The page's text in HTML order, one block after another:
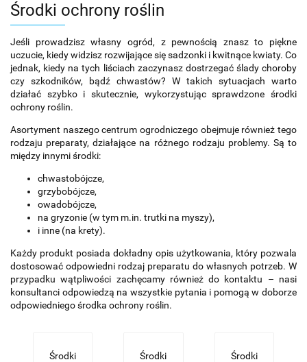
Środki ochrony roślin
Jeśli prowadzisz własny ogród, z pewnością znasz to piękne
uczucie, kiedy widzisz rozwijające się sadzonki i kwitnące kwiaty. Co
jednak, kiedy na tych liściach zaczynasz dostrzegać ślady choroby
czy szkodników, bądź chwastów? W takich sytuacjach warto
działać szybko i skutecznie, wykorzystując sprawdzone środki
ochrony roślin.
Asortyment naszego centrum ogrodniczego obejmuje również tego
rodzaju preparaty, działające na różnego rodzaju problemy. Są to
między innymi środki:
chwastobójcze,
grzybobójcze,
owadobójcze,
na gryzonie (w tym m.in. trutki na myszy),
i inne (na krety).
Każdy produkt posiada dokładny opis użytkowania, który pozwala
dostosować odpowiedni rodzaj preparatu do własnych potrzeb. W
przypadku wątpliwości zachęcamy również do kontaktu – nasi
konsultanci odpowiedzą na wszystkie pytania i pomogą w doborze
odpowiedniego środka ochrony roślin.
Środki
Środki
Środki